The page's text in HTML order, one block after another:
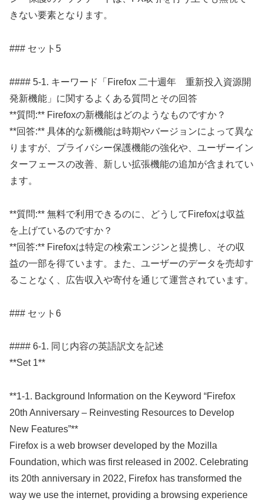
きない要素となります。
### セット5
#### 5-1. キーワード「Firefox 二十週年 重新投入資源開
発新機能」に関するよくある質問とその回答
**質問:** Firefoxの新機能はどのようなものですか？
**回答:** 具体的な新機能は時期やバージョンによって異な
りますが、プライバシー保護機能の強化や、ユーザーイン
ターフェースの改善、新しい拡張機能の追加が含まれてい
ます。
**質問:** 無料で利用できるのに、どうしてFirefoxは収益
を上げているのですか？
**回答:** Firefoxは特定の検索エンジンと提携し、その収
益の一部を得ています。また、ユーザーのデータを売却す
ることなく、広告収入や寄付を通じて運営されています。
### セット6
#### 6-1. 同じ内容の英語訳文を記述
**Set 1**
**1-1. Background Information on the Keyword “Firefox
20th Anniversary – Reinvesting Resources to Develop
New Features”**
Firefox is a web browser developed by the Mozilla
Foundation, which was first released in 2002. Celebrating
its 20th anniversary in 2022, Firefox has transformed the
way we use the internet, providing a browsing experience